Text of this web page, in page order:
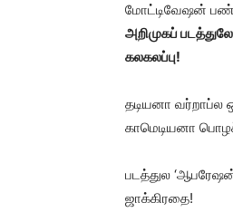
மோட்டிவேஷன்
அறிமுகப்
கலகலப்பு!
தடியனா வர்றாப்ல
காமெடியனா
படத்துல ‘ஆபரேஷன்
ஜாக்கிரதை!